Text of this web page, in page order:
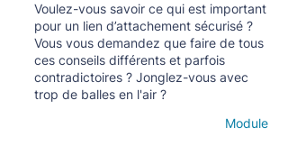
Voulez-vous savoir ce qui est important
pour un lien d’attachement sécurisé ?
Vous vous demandez que faire de tous
ces conseils différents et parfois
contradictoires ? Jonglez-vous avec
trop de balles en l'air ?
Module